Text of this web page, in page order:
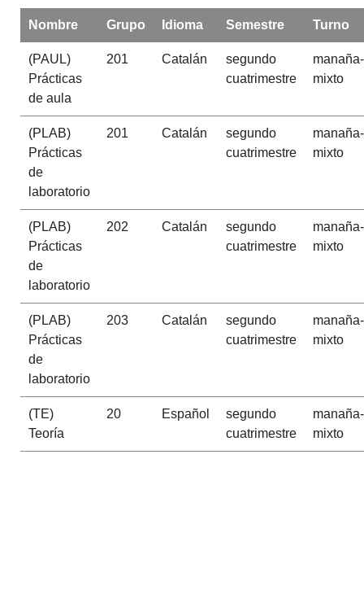
Nombre Grupo Idioma Semestre Turno
(PAUL)
Prácticas
de aula
201 Catalán
segundo
cuatrimestre
manaña-
mixto
(PLAB)
Prácticas
de
laboratorio
201 Catalán
segundo
cuatrimestre
manaña-
mixto
(PLAB)
Prácticas
de
laboratorio
202 Catalán
segundo
cuatrimestre
manaña-
mixto
(PLAB)
Prácticas
de
laboratorio
203 Catalán
segundo
cuatrimestre
manaña-
mixto
(TE)
Teoría
20 Español
segundo
cuatrimestre
manaña-
mixto